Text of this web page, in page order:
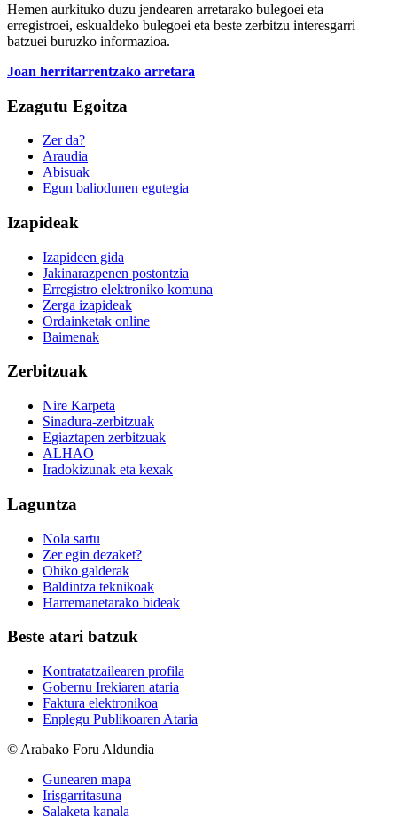
Hemen aurkituko duzu jendearen arretarako bulegoei eta
erregistroei, eskualdeko bulegoei eta beste zerbitzu interesgarri
batzuei buruzko informazioa.
Joan herritarrentzako arretara
Ezagutu Egoitza
Zer da?
Araudia
Abisuak
Egun baliodunen egutegia
Izapideak
Izapideen gida
Jakinarazpenen postontzia
Erregistro elektroniko komuna
Zerga izapideak
Ordainketak online
Baimenak
Zerbitzuak
Nire Karpeta
Sinadura-zerbitzuak
Egiaztapen zerbitzuak
ALHAO
Iradokizunak eta kexak
Laguntza
Nola sartu
Zer egin dezaket?
Ohiko galderak
Baldintza teknikoak
Harremanetarako bideak
Beste atari batzuk
Kontratatzailearen profila
Gobernu Irekiaren ataria
Faktura elektronikoa
Enplegu Publikoaren Ataria
© Arabako Foru Aldundia
Gunearen mapa
Irisgarritasuna
Salaketa kanala